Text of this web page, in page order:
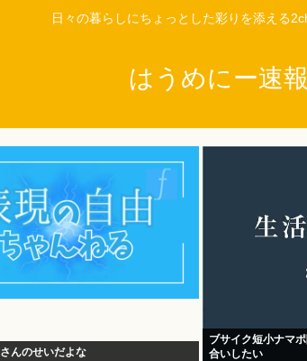
日々の暮らしにちょっとした彩りを添える
はうめにー速報
んのせいだよな
ブサイク短小ナマ
合いしたい